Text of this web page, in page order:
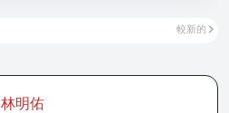
較新的
林明佑